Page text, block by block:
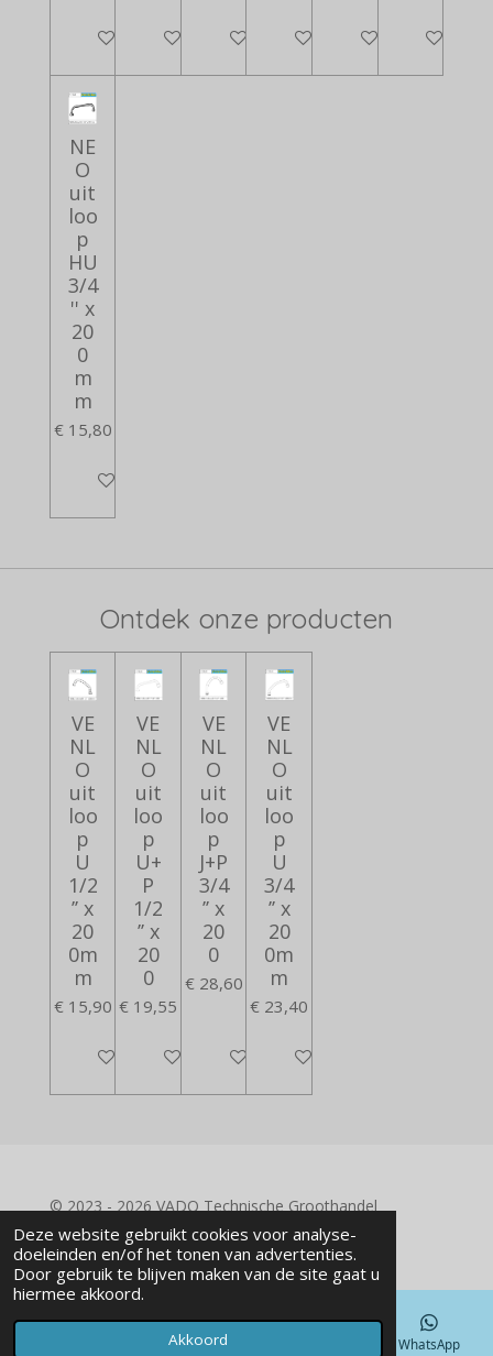
Deze website gebruikt cookies voor analyse-
doeleinden en/of het tonen van advertenties.
Door gebruik te blijven maken van de site gaat u
hiermee akkoord.
Akkoord
In winkelwagenIn winkelwagenIn winkelwagenIn winkelwagenIn winkelwagen
In
NE
O
uit
loo
p
HU
3/4
'' x
20
0
m
m
€ 15,80
In winkelwagen
Ontdek onze producten
VE
NL
O
uit
loo
p
U
1/2
’’ x
20
0m
m
€ 15,90
In winkelwagen
VE
NL
O
uit
loo
p
U+
P
1/2
’’ x
20
0
€ 19,55
In winkelwagen
VE
NL
O
uit
loo
p
J+P
3/4
’’ x
20
0
€ 28,60
In winkelwagen
VE
NL
O
uit
loo
p
U
3/4
’’ x
20
0m
m
€ 23,40
In winkelwagen
© 2023 - 2026 VADO Technische Groothandel
Powered byJouwWeb
Telefoonnummer WhatsApp